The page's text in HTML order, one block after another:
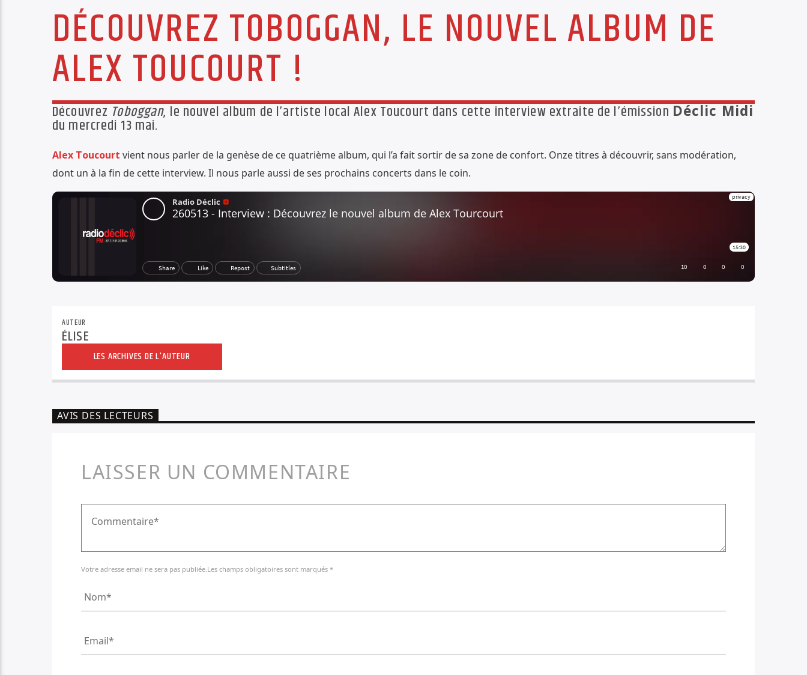
DÉCOUVREZ TOBOGGAN, LE NOUVEL ALBUM DE
ALEX TOUCOURT !
Découvrez Toboggan, le nouvel album de l’artiste local Alex Toucourt dans cette interview extraite de l’émission Déclic Midi
du mercredi 13 mai.
Alex Toucourt vient nous parler de la genèse de ce quatrième album, qui l’a fait sortir de sa zone de confort. Onze titres à découvrir, sans modération,
dont un à la fin de cette interview. Il nous parle aussi de ses prochains concerts dans le coin.
AUTEUR
ÉLISE
LES ARCHIVES DE L'AUTEUR
AVIS DES LECTEURS
LAISSER UN COMMENTAIRE
Votre adresse email ne sera pas publiée.Les champs obligatoires sont marqués *